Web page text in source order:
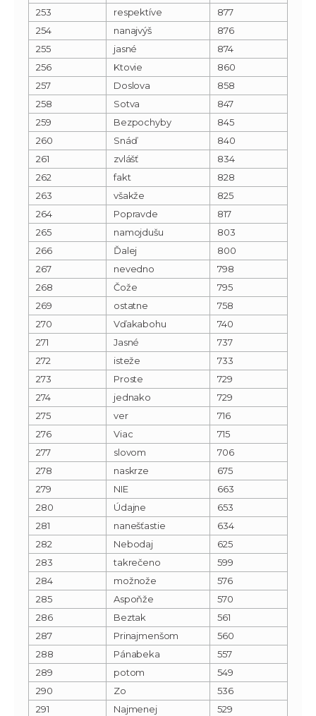
253
respektíve
877
254
nanajvýš
876
255
jasné
874
256
Ktovie
860
257
Doslova
858
258
Sotva
847
259
Bezpochyby
845
260
Snáď
840
261
zvlášť
834
262
fakt
828
263
všakže
825
264
Popravde
817
265
namojdušu
803
266
Ďalej
800
267
nevedno
798
268
Čože
795
269
ostatne
758
270
Vďakabohu
740
271
Jasné
737
272
isteže
733
273
Proste
729
274
jednako
729
275
ver
716
276
Viac
715
277
slovom
706
278
naskrze
675
279
NIE
663
280
Údajne
653
281
nanešťastie
634
282
Nebodaj
625
283
takrečeno
599
284
možnože
576
285
Aspoňže
570
286
Beztak
561
287
Prinajmenšom
560
288
Pánabeka
557
289
potom
549
290
Zo
536
291
Najmenej
529